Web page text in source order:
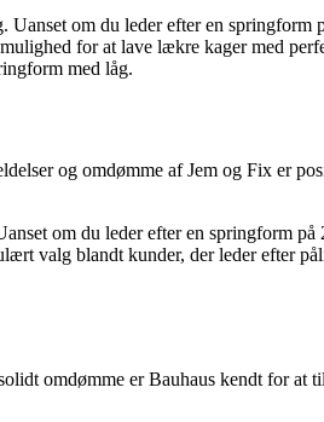
om du leder efter en springform
for at lave lækre kager med
med låg.
og omdømme af Jem og Fix er
om du leder efter en springform
valg blandt kunder, der leder efter
omdømme er Bauhaus kendt for at